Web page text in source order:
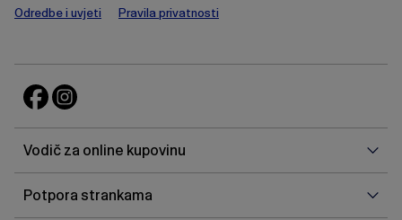
Odredbe i uvjeti
Pravila privatnosti
Vodič za online kupovinu
Potpora strankama